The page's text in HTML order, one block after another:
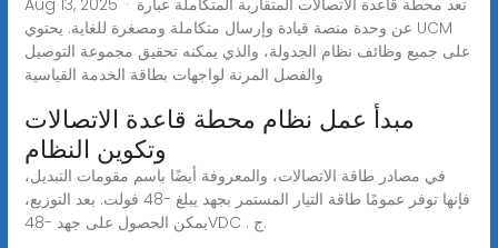
عن وحدة منصة قيادة وإرسال متكاملة ومصغرة للغاية. يحتوي UCM
على جميع وظائف نظام الجدولة، والذي يمكنه تحقيق مجموعة التوصيل
والفصل المرنة لواجهات بطاقة الخدمة القياسية
مبدأ عمل نظام محطة قاعدة الاتصالات
وتكوين النظام
في مصادر طاقة الاتصالات، والمعروفة أيضًا باسم مقومات التبديل،
فإنها توفر عمومًا طاقة التيار المستمر بجهد يبلغ -48 فولت. بعد التوزيع،
يمكن الحصول على جهد -48VDC . ج.